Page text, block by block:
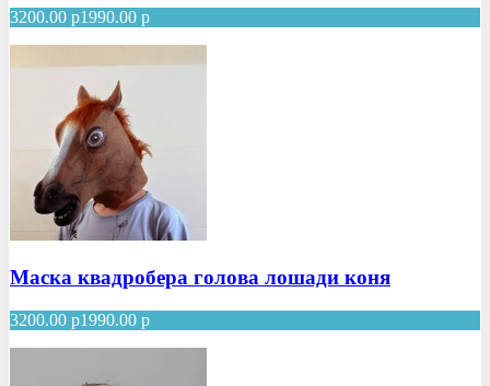
3200.00 р1990.00 р
Маска квадробера голова лошади коня
3200.00 р1990.00 р